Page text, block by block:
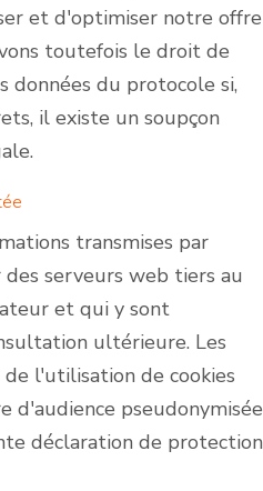
et d'optimiser notre offre
toutefois le droit de
du protocole si,
il existe un soupçon
transmises par
serveurs web tiers au
et qui y sont
ultérieure. Les
l'utilisation de cookies
d'audience pseudonymisée
déclaration de protection